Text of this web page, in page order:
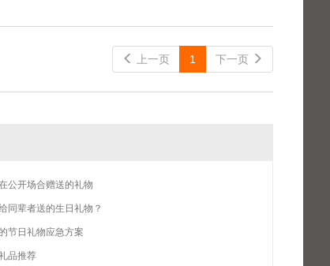
上一页 1 下一页
公开场合赠送的礼物
同辈者送的生日礼物？
节日礼物应急方案
品推荐